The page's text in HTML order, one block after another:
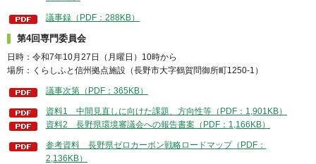
議事録（PDF：288KB）
第4回専門委員会
日時：令和7年10月27日（月曜日）10時から
場所：くらしふと信州拠点施設（長野市大字鶴賀問御所町1250-1）
議事次第（PDF：365KB）
資料1 中間見直しに向けた課題、方向性等（PDF：1,901KB）
資料2 長野県環境審議会への報告書案（PDF：1,166KB）
参考資料 長野県ゼロカーボン戦略ロードマップ（PDF：
2,136KB）